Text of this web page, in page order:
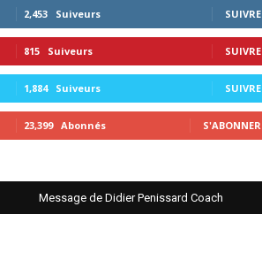
2,453 Suiveurs SUIVRE
815 Suiveurs SUIVRE
1,884 Suiveurs SUIVRE
23,399 Abonnés S'ABONNER
Message de Didier Penissard Coach